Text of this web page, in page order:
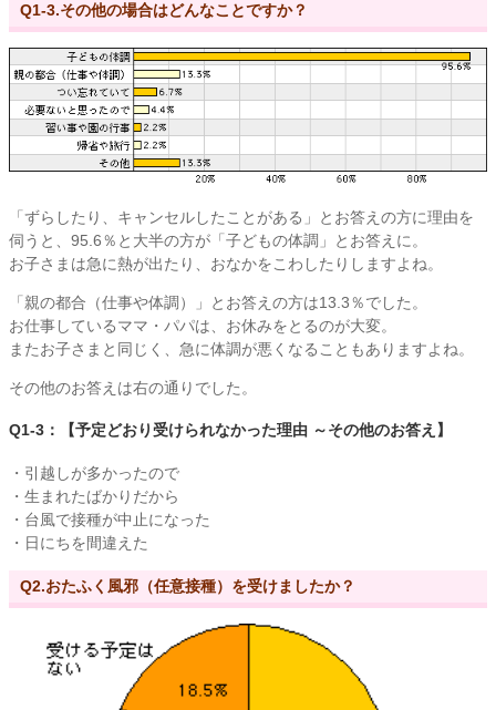
Q1-3.その他の場合はどんなことですか？
「ずらしたり、キャンセルしたことがある」とお答えの方に理由を
伺うと、95.6％と大半の方が「子どもの体調」とお答えに。
お子さまは急に熱が出たり、おなかをこわしたりしますよね。
「親の都合（仕事や体調）」とお答えの方は13.3％でした。
お仕事しているママ・パパは、お休みをとるのが大変。
またお子さまと同じく、急に体調が悪くなることもありますよね。
その他のお答えは右の通りでした。
Q1-3：【予定どおり受けられなかった理由 ～その他のお答え】
・引越しが多かったので
・生まれたばかりだから
・台風で接種が中止になった
・日にちを間違えた
Q2.おたふく風邪（任意接種）を受けましたか？